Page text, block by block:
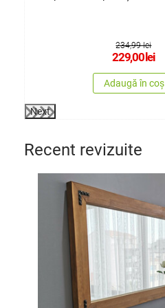
234,99 lei
229,00lei
Adaugă în coș
Next
Recent revizuite